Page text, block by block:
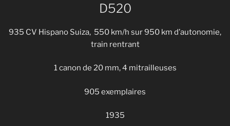
D520
935 CV Hispano Suiza, 550 km/h sur 950 km d’autonomie,
train rentrant
1 canon de 20 mm, 4 mitrailleuses
905 exemplaires
1935